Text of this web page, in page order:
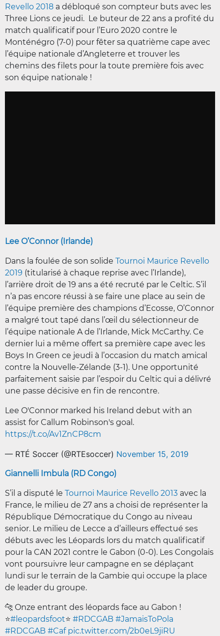
Revello 2018 a débloqué son compteur buts avec les
Three Lions ce jeudi. Le buteur de 22 ans a profité du
match qualificatif pour l’Euro 2020 contre le
Monténégro (7-0) pour fêter sa quatrième cape avec
l’équipe nationale d’Angleterre et trouver les
chemins des filets pour la toute première fois avec
son équipe nationale !
Lee O’Connor (Irlande)
Dans la foulée de son solide Tournoi Maurice Revello
2019 (titularisé à chaque reprise avec l’Irlande),
l’arrière droit de 19 ans a été recruté par le Celtic. S’il
n’a pas encore réussi à se faire une place au sein de
l’équipe première des champions d’Ecosse, O’Connor
a malgré tout tapé dans l’œil du sélectionneur de
l’équipe nationale A de l’Irlande, Mick McCarthy. Ce
dernier lui a même offert sa première cape avec les
Boys In Green ce jeudi à l’occasion du match amical
contre la Nouvelle-Zélande (3-1). Une opportunité
parfaitement saisie par l’espoir du Celtic qui a délivré
une passe décisive en fin de rencontre.
Lee O'Connor marked his Ireland debut with an
assist for Callum Robinson's goal.
https://t.co/Av1ZnCP8cm
— RTÉ Soccer (@RTEsoccer) November 15, 2019
Giannelli Imbula (RD Congo)
S’il a disputé le Tournoi Maurice Revello 2013 avec la
France, le milieu de 27 ans a choisi de représenter la
République Démocratique du Congo au niveau
senior. Le milieu de Lecce a d’ailleurs effectué ses
débuts avec les Léopards lors du match qualificatif
pour la CAN 2021 contre le Gabon (0-0). Les Congolais
vont poursuivre leur campagne en se déplaçant
lundi sur le terrain de la Gambie qui occupe la place
de leader du groupe.
🐆 Onze entrant des léopards face au Gabon !
⭐️#leopardsfoot⭐ #RDCGAB #JamaisToPola
#RDCGAB #Caf pic.twitter.com/2b0eL9jiRU